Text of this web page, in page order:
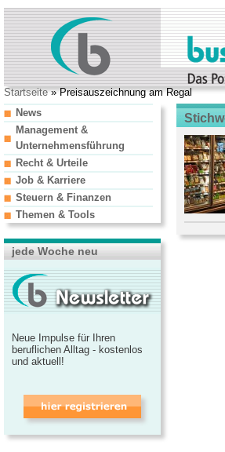
Startseite» Preisauszeichnung am Regal
News
Management &
Unternehmensführung
Recht & Urteile
Job & Karriere
Steuern & Finanzen
Themen & Tools
jede Woche neu
Neue Impulse für Ihren
beruflichen Alltag - kostenlos
und aktuell!